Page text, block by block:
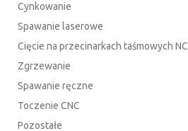
Cynkowanie
Spawanie laserowe
Cięcie na przecinarkach taśmowych NC
Zgrzewanie
Spawanie ręczne
Toczenie CNC
Pozostałe